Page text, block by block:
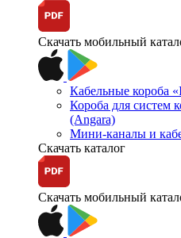
Скачать мобильный
Кабельные короба
Короба для систем
(Angara)
Мини-каналы и
Скачать каталог
Скачать мобильный